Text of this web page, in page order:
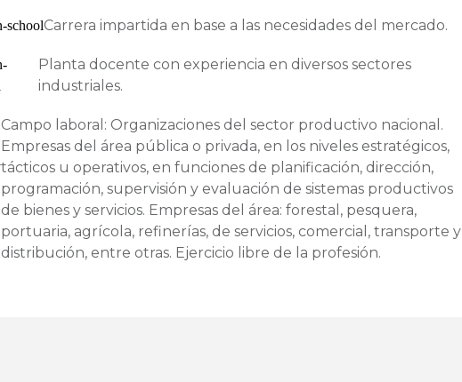
Carrera impartida en base a las necesidades del mercado.
Planta docente con experiencia en diversos sectores
industriales.
Campo laboral: Organizaciones del sector productivo nacional.
Empresas del área pública o privada, en los niveles estratégicos,
tácticos u operativos, en funciones de planificación, dirección,
programación, supervisión y evaluación de sistemas productivos
de bienes y servicios. Empresas del área: forestal, pesquera,
portuaria, agrícola, refinerías, de servicios, comercial, transporte y
distribución, entre otras. Ejercicio libre de la profesión.